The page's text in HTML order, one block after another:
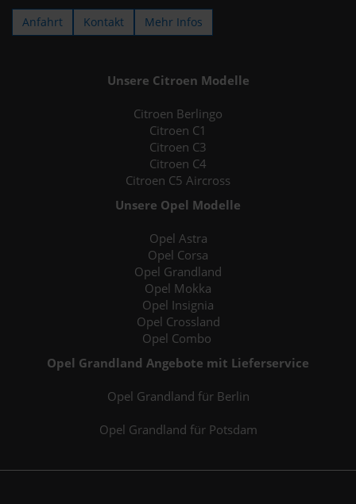
Anfahrt Kontakt Mehr Infos
Unsere Citroen Modelle
Citroen Berlingo
Citroen C1
Citroen C3
Citroen C4
Citroen C5 Aircross
Unsere Opel Modelle
Opel Astra
Opel Corsa
Opel Grandland
Opel Mokka
Opel Insignia
Opel Crossland
Opel Combo
Opel Grandland Angebote mit Lieferservice
Opel Grandland für Berlin
Opel Grandland für Potsdam